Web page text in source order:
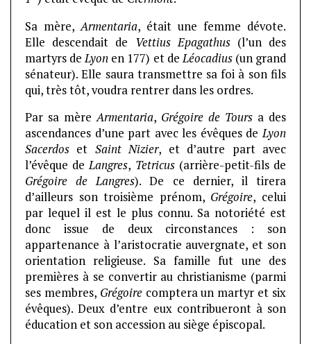
Sa mère,Armentaria, était une femme dévote.
Elle descendait de Vettius Epagathus(l’un des
martyrs deLyon en 177) et deLéocadius(un grand
sénateur). Elle saura transmettre sa foi à son fils
qui, très tôt, voudra rentrer dans les ordres.
Par sa mèreArmentaria, Grégoire de Toursa des
ascendances d’une part avec les évêques deLyon
Sacerdos et Saint Nizier, et d’autre part avec
l’évêque de Langres, Tetricus(arrière-petit-fils de
Grégoire de Langres). De ce dernier, il tirera
d’ailleurs son troisième prénom, Grégoire, celui
par lequel il est le plus connu. Sa notoriété est
donc issue de deux circonstances : son
appartenance à l’aristocratie auvergnate, et son
orientation religieuse. Sa famille fut une des
premières à se convertir au christianisme (parmi
ses membres, Grégoirecomptera un martyr et six
évêques). Deux d’entre eux contribueront à son
éducation et son accession au siège épiscopal.